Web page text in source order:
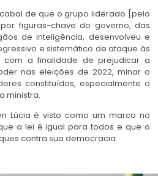
de que o grupo liderado [pelo
figuras-chave do governo, das
de inteligência, desenvolveu e
e sistemático de ataque às
com a finalidade de prejudicar a
nas eleições de 2022, minar o
constituídos, especialmente o
ministra.
Lúcia é visto como um marco no
a lei é igual para todos e que o
contra sua democracia.